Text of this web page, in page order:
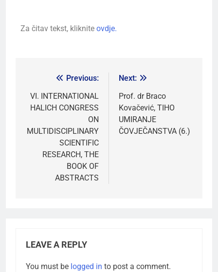
Za čitav tekst, kliknite ovdje.
Previous:
VI. INTERNATIONAL
HALICH CONGRESS
ON
MULTIDISCIPLINARY
SCIENTIFIC
RESEARCH, THE
BOOK OF
ABSTRACTS
Next:
Prof. dr Braco
Kovačević, TIHO
UMIRANJE
ČOVJEČANSTVA (6.)
LEAVE A REPLY
You must be logged in to post a comment.